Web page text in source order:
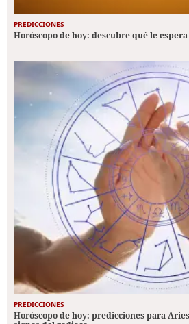
PREDICCIONES
Horóscopo de hoy: descubre qué le
PREDICCIONES
Horóscopo de hoy: predicciones para